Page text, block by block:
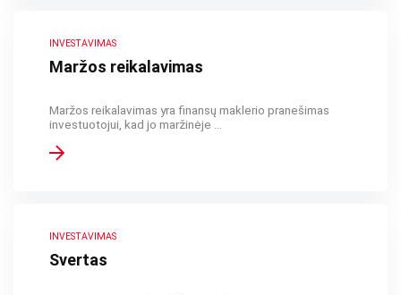
INVESTAVIMAS
Maržos reikalavimas
Maržos reikalavimas yra finansų maklerio pranešimas
investuotojui, kad jo maržinėje ...
INVESTAVIMAS
Svertas